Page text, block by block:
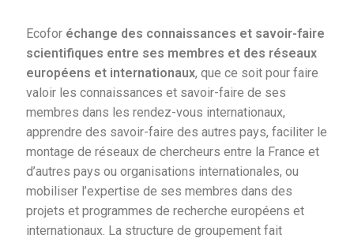
Publications
Actualités
Qui est Ecofor ?
Contact
Ecofor échange des connaissances et savoir-faire
scientifiques entre ses membres et des réseaux
européens et internationaux, que ce soit pour faire
valoir les connaissances et savoir-faire de ses
membres dans les rendez-vous internationaux,
apprendre des savoir-faire des autres pays, faciliter le
montage de réseaux de chercheurs entre la France et
d’autres pays ou organisations internationales, ou
mobiliser l’expertise de ses membres dans des
projets et programmes de recherche européens et
internationaux. La structure de groupement fait